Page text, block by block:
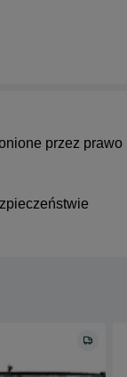
przez prawo